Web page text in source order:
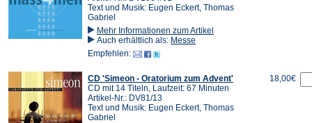
Text und Musik: Eugen Eckert, Thomas
Gabriel
Mehr Informationen zum Artikel
Auch erhältlich als: Messe
Empfehlen:
CD 'Simeon - Oratorium zum Advent'
CD mit 14 Titeln, Laufzeit: 67 Minuten
Artikel-Nr.: DV81/13
Text und Musik: Eugen Eckert, Thomas
Gabriel
18,00€